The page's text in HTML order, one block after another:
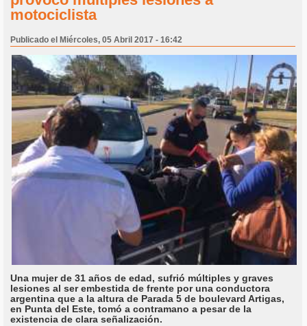
motociclista
Publicado el Miércoles, 05 Abril 2017 - 16:42
Una mujer de 31 años de edad, sufrió múltiples y graves
lesiones al ser embestida de frente por una conductora
argentina que a la altura de Parada 5 de boulevard Artigas,
en Punta del Este, tomó a contramano a pesar de la
existencia de clara señalización.